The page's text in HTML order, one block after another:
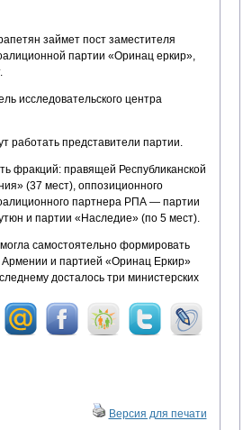
займет пост заместителя
партии «Оринац еркир»,
исследовательского центра
работать представители партии.
фракций: правящей Республиканской
(37 мест), оппозиционного
партнера РПА — партии
и партии «Наследие» (по 5 мест).
самостоятельно формировать
Армении и партией «Оринац Еркир»
досталось три министерских
Версия для печати